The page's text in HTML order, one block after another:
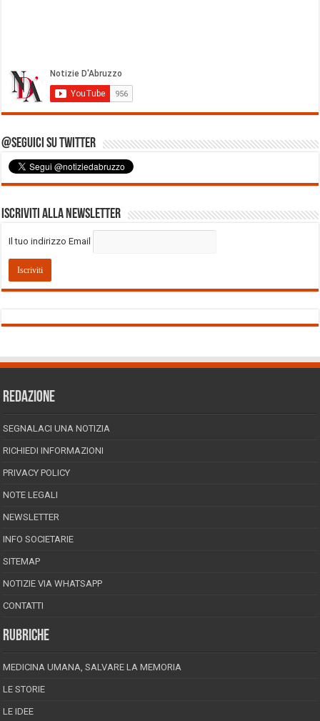
@Seguici su Twitter
Iscriviti alla Newsletter
Il tuo indirizzo Email
REDAZIONE
SEGNALACI UNA NOTIZIA
RICHIEDI INFORMAZIONI
PRIVACY POLICY
NOTE LEGALI
NEWSLETTER
INFO SOCIETARIE
SITEMAP
NOTIZIE VIA WHATSAPP
CONTATTI
RUBRICHE
MEDICINA UMANA, SALVARE LA MEMORIA
LE STORIE
LE IDEE